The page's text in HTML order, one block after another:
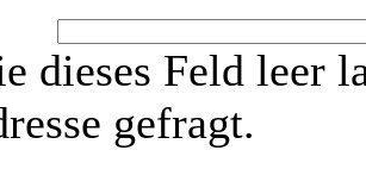
dieses Feld leer
gefragt.